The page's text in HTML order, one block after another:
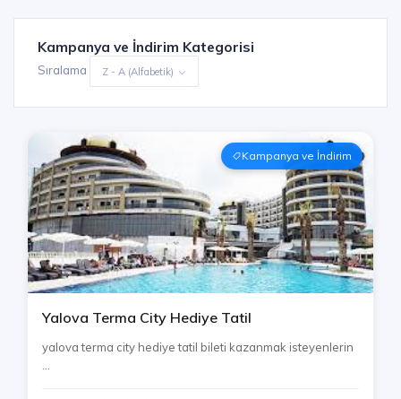
Kampanya ve İndirim Kategorisi
Sıralama Z - A (Alfabetik)
Kampanya ve İndirim
Yalova Terma City Hediye Tatil
yalova terma city hediye tatil bileti kazanmak isteyenlerin